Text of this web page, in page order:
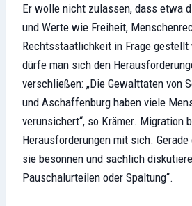
Er wolle nicht zulassen, dass etwa
und Werte wie Freiheit,
Rechtsstaatlichkeit in Frage
dürfe man sich den
verschließen: „Die Gewalttaten von
und Aschaffenburg haben viele
verunsichert“, so Krämer. Migration
Herausforderungen mit sich.
sie besonnen und sachlich
Pauschalurteilen oder Spaltung“.